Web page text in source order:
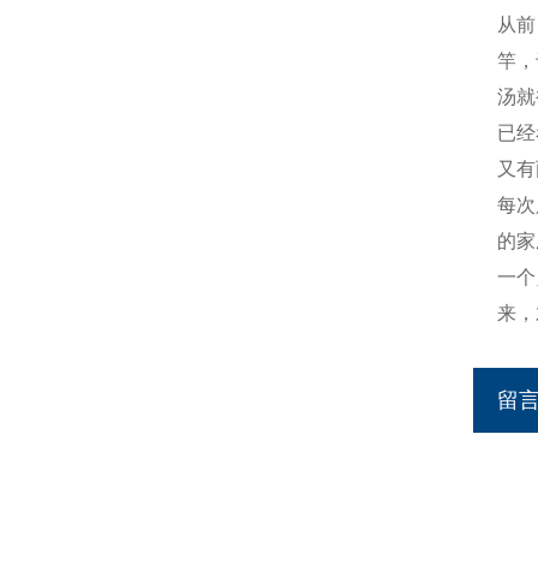
从
竿
汤
已
又
每
的
一
来
留